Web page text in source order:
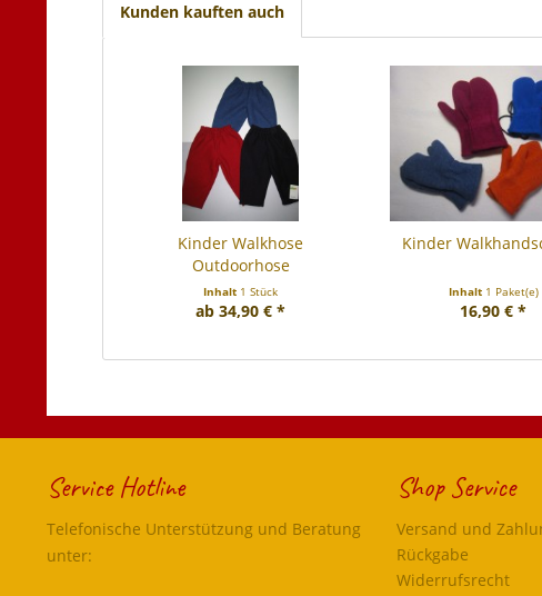
Kunden kauften auch
Kinder Walkhose
Outdoorhose
Inhalt 1 Stück
ab 34,90 € *
Kinder
Inhalt 1 Paket(e)
16,90 € *
Service Hotline
Telefonische Unterstützung und Beratung
unter:
Shop Service
Versand und
Rückgabe
Widerrufsrecht